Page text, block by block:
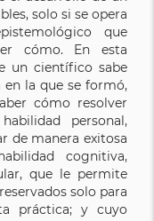
solo si se opera
que
cómo. En esta
un científico sabe
la que se formó,
cómo resolver
personal,
de manera exitosa
cognitiva,
que le permite
solo para
práctica; y cuyo